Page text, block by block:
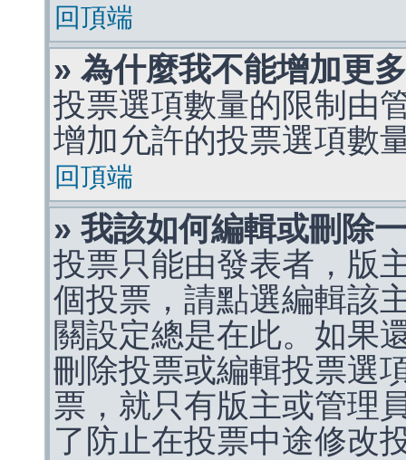
回頂端
» 為什麼我不能增加更
投票選項數量的限制由
增加允許的投票選項數
回頂端
» 我該如何編輯或刪除
投票只能由發表者，版
個投票，請點選編輯該
關設定總是在此。如果
刪除投票或編輯投票選
票，就只有版主或管理
了防止在投票中途修改